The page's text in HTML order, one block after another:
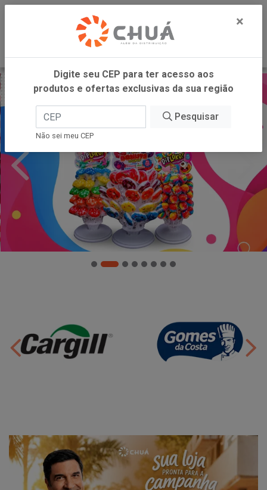
×
Digite seu CEP para ter acesso aos
produtos e ofertas exclusivas da sua região
Pesquisar
Não sei meu CEP